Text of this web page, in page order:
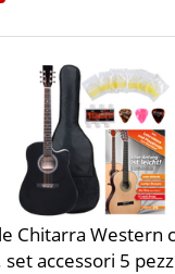
Chitarra Western
accessori 5